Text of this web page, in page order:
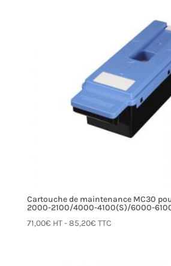
Cartouche de maintenance MC30
2000-2100/4000-4100(S)/6000-
71,00€ HT -85,20€ TTC